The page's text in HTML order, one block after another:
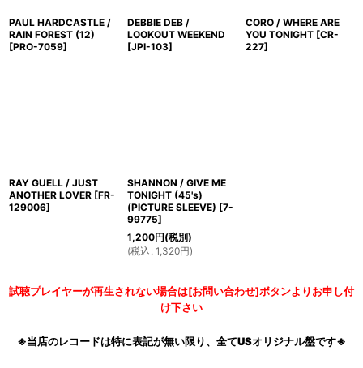
PAUL HARDCASTLE /
RAIN FOREST (12)
[PRO-7059]
DEBBIE DEB /
LOOKOUT WEEKEND
[JPI-103]
CORO / WHERE ARE
YOU TONIGHT [CR-
227]
RAY GUELL / JUST
ANOTHER LOVER [FR-
129006]
SHANNON / GIVE ME
TONIGHT (45's)
(PICTURE SLEEVE) [7-
99775]
1,200円(税別)
(税込 : 1,320円)
試聴プレイヤーが再生されない場合は[お問い合わせ]ボタンよりお申し付
け下さい
※当店のレコードは特に表記が無い限り、全てUSオリジナル盤です※